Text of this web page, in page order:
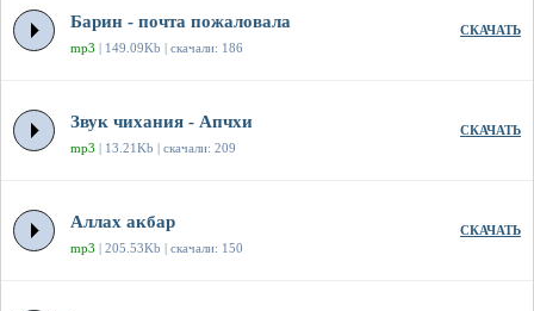
Барин - почта пожаловала
mp3 | 149.09Kb | скачали: 186
СКАЧАТЬ
Звук чихания - Апчхи
mp3 | 13.21Kb | скачали: 209
СКАЧАТЬ
Аллах акбар
mp3 | 205.53Kb | скачали: 150
СКАЧАТЬ